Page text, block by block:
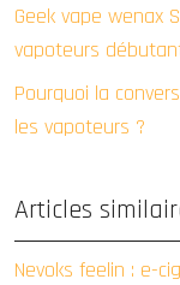
Geek vape wenax
vapoteurs
Pourquoi la
les vapoteurs ?
Articles
Nevoks feelin : e-